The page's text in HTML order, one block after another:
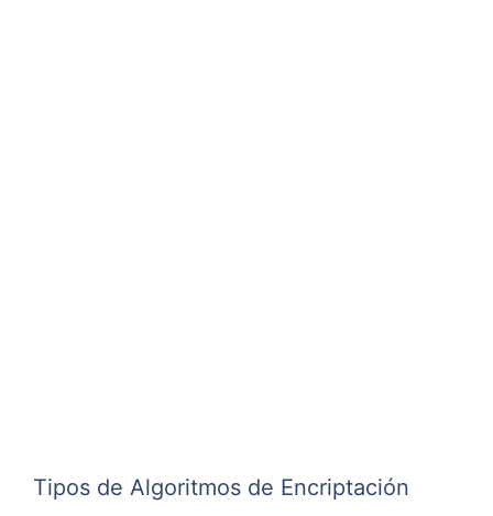
Tipos de Algoritmos de Encriptación